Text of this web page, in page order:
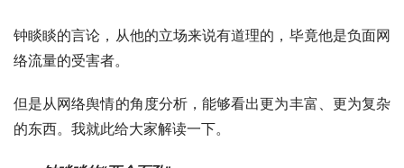
钟睒睒的言论，从他的立场来说有道理的，毕竟他是负面网
络流量的受害者。
但是从网络舆情的角度分析，能够看出更为丰富、更为复杂
的东西。我就此给大家解读一下。